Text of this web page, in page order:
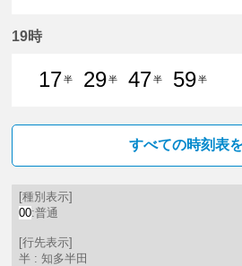
19時
17半
29半
47半
59半
すべての時刻表
[種別表示]
00:普通
[行先表示]
半 : 知多半田